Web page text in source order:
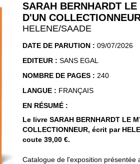
SARAH BERNHARDT
D'UN
HELENE/SAADE
DATE DE PARUTION : 09/07/2026
EDITEUR : SANS EGAL
NOMBRE DE PAGES : 240
LANGUE : FRANÇAIS
EN RÉSUMÉ :
Le livre SARAH BERNHARDT LE
COLLECTIONNEUR, écrit par
coute 39,00 €.
Catalogue de l'exposition présentée